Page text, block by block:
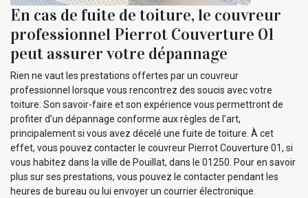
En cas de fuite de toiture, le couvreur
professionnel Pierrot Couverture 01
peut assurer votre dépannage
Rien ne vaut les prestations offertes par un couvreur
professionnel lorsque vous rencontrez des soucis avec votre
toiture. Son savoir-faire et son expérience vous permettront de
profiter d’un dépannage conforme aux règles de l’art,
principalement si vous avez décelé une fuite de toiture. À cet
effet, vous pouvez contacter le couvreur Pierrot Couverture 01, si
vous habitez dans la ville de Pouillat, dans le 01250. Pour en savoir
plus sur ses prestations, vous pouvez le contacter pendant les
heures de bureau ou lui envoyer un courrier électronique.